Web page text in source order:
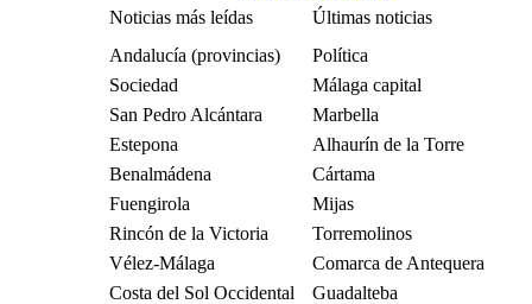
Noticias más leídas
Últimas noticias
Andalucía (provincias)
Política
Sociedad
Málaga capital
San Pedro Alcántara
Marbella
Estepona
Alhaurín de la Torre
Benalmádena
Cártama
Fuengirola
Mijas
Rincón de la Victoria
Torremolinos
Vélez-Málaga
Comarca de Antequera
Costa del Sol Occidental
Guadalteba